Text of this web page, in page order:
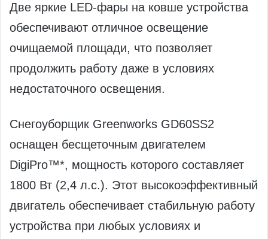
Две яркие LED-фары на ковше устройства
обеспечивают отличное освещение
очищаемой площади, что позволяет
продолжить работу даже в условиях
недостаточного освещения.
Снегоуборщик Greenworks GD60SS2
оснащен бесщеточным двигателем
DigiPro™*, мощность которого составляет
1800 Вт (2,4 л.с.). Этот высокоэффективный
двигатель обеспечивает стабильную работу
устройства при любых условиях и